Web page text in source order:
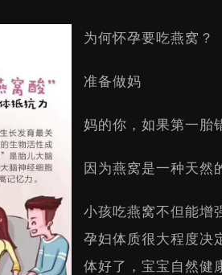
为何怀孕要吃燕窝？
准备做妈
妈的你，如果第一胎
因为燕窝是一种天然
小孩吃燕窝不但能增
孕妇体质很大程度决
体好了，宝宝自然健